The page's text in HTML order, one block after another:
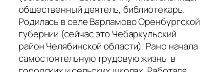
общественный деятель, библиотекарь.
Родилась в селе Варламово Оренбургской
губернии (сейчас это Чебаркульский
район Челябинской области). Рано начала
самостоятельную трудовую жизнь в